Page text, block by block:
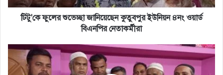
বিএনপির
নেতাকর্মীরা
টিটু'কে ফুলের শুভেচ্ছা জানিয়েছেন কুতুবপুর ইউনিয়ন ৪নং ওয়ার্ড
বিএনপির নেতাকর্মীরা
কুতুবপুর
ইউনিয়ন
৪নং